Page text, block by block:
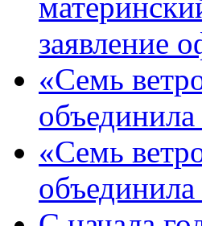
заявление
«Семь
«Семь
объединила